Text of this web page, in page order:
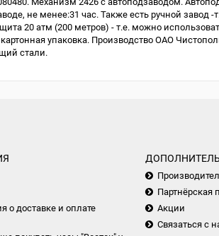
не менее:31 час. Также есть ручной завод
20 атм (200 метров) - т.е. можно
упаковка. Производство ОАО
стали.
о доставке и оплате
Партнёрская
Акции
Связаться с